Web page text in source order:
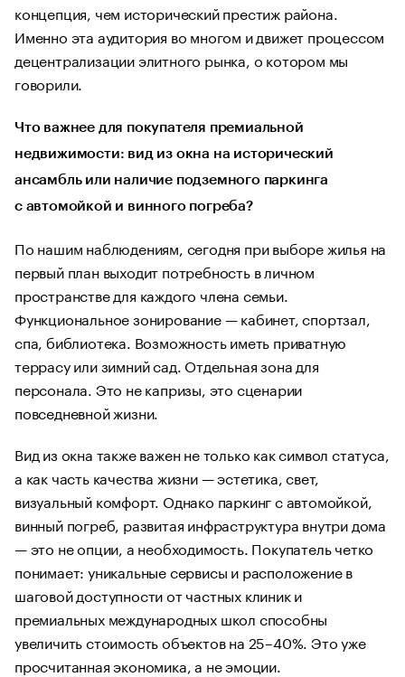
концепция, чем исторический престиж района.
Именно эта аудитория во многом и движет процессом
децентрализации элитного рынка, о котором мы
говорили.
Что важнее для покупателя премиальной
недвижимости: вид из окна на исторический
ансамбль или наличие подземного паркинга
с автомойкой и винного погреба?
По нашим наблюдениям, сегодня при выборе жилья на
первый план выходит потребность в личном
пространстве для каждого члена семьи.
Функциональное зонирование — кабинет, спортзал,
спа, библиотека. Возможность иметь приватную
террасу или зимний сад. Отдельная зона для
персонала. Это не капризы, это сценарии
повседневной жизни.
Вид из окна также важен не только как символ статуса,
а как часть качества жизни — эстетика, свет,
визуальный комфорт. Однако паркинг с автомойкой,
винный погреб, развитая инфраструктура внутри дома
— это не опции, а необходимость. Покупатель четко
понимает: уникальные сервисы и расположение в
шаговой доступности от частных клиник и
премиальных международных школ способны
увеличить стоимость объектов на 25–40%. Это уже
просчитанная экономика, а не эмоции.